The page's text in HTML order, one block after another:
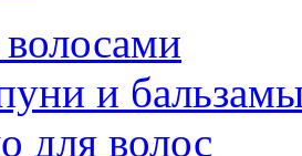
и
для волос